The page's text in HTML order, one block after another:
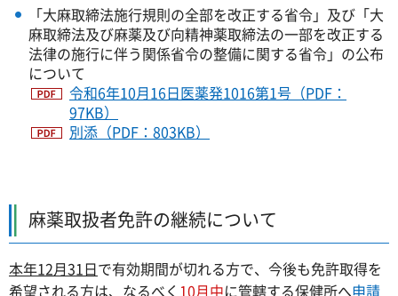
「大麻取締法施行規則の全部を改正する省令」及び「大
麻取締法及び麻薬及び向精神薬取締法の一部を改正する
法律の施行に伴う関係省令の整備に関する省令」の公布
について
令和6年10月16日医薬発1016第1号（PDF：
97KB）
別添（PDF：803KB）
麻薬取扱者免許の継続について
本年12月31日で有効期間が切れる方で、今後も免許取得を
希望される方は、なるべく 10月中に管轄する保健所へ申請